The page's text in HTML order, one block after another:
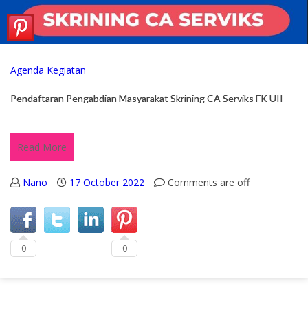
Agenda Kegiatan
Pendaftaran Pengabdian Masyarakat Skrining CA Serviks FK UII
Read More
Nano 17 October 2022 Comments are off
0 0